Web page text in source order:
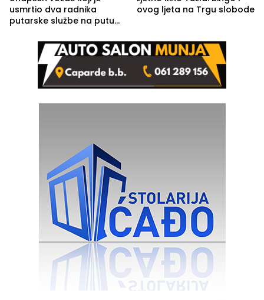
usmrtio dva radnika
putarske službe na putu
(FOTO)
ovog ljeta na Trgu slobode